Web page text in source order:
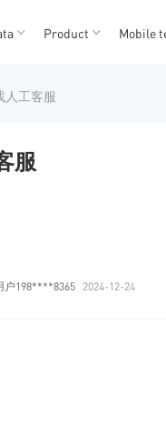
Product Mobile
人工客服
服
户198****8365 2024-12-24